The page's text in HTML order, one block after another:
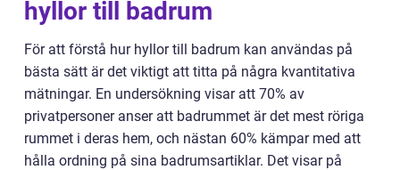
hyllor till badrum
För att förstå hur hyllor till badrum kan användas på
bästa sätt är det viktigt att titta på några kvantitativa
mätningar. En undersökning visar att 70% av
privatpersoner anser att badrummet är det mest röriga
rummet i deras hem, och nästan 60% kämpar med att
hålla ordning på sina badrumsartiklar. Det visar på